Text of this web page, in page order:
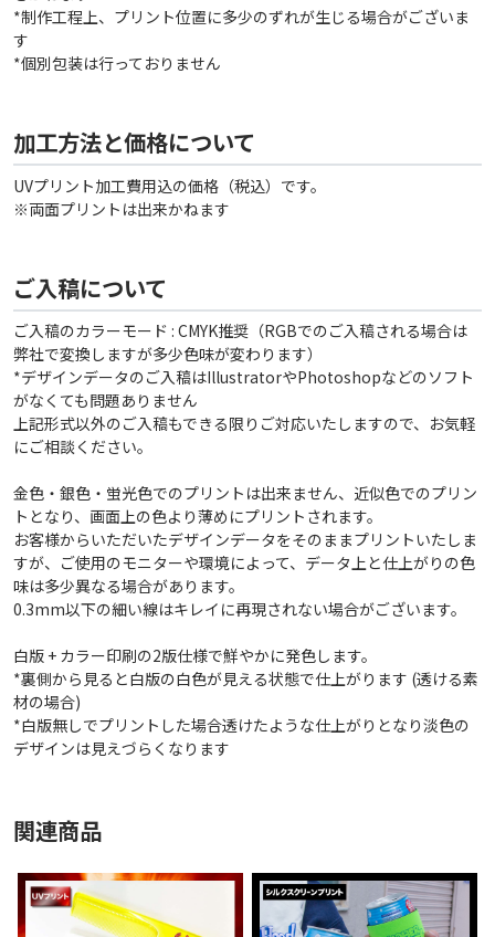
*制作工程上、プリント位置に多少のずれが生じる場合がございま
す
*個別包装は行っておりません
加工方法と価格について
UVプリント加工費用込の価格（税込）です。
※両面プリントは出来かねます
ご入稿について
ご入稿のカラーモード : CMYK推奨（RGBでのご入稿される場合は
弊社で変換しますが多少色味が変わります）
*デザインデータのご入稿はIllustratorやPhotoshopなどのソフト
がなくても問題ありません
上記形式以外のご入稿もできる限りご対応いたしますので、お気軽
にご相談ください。
金色・銀色・蛍光色でのプリントは出来ません、近似色でのプリン
トとなり、画面上の色より薄めにプリントされます。
お客様からいただいたデザインデータをそのままプリントいたしま
すが、ご使用のモニターや環境によって、データ上と仕上がりの色
味は多少異なる場合があります。
0.3mm以下の細い線はキレイに再現されない場合がございます。
白版 + カラー印刷の2版仕様で鮮やかに発色します。
*裏側から見ると白版の白色が見える状態で仕上がります (透ける素
材の場合)
*白版無しでプリントした場合透けたような仕上がりとなり淡色の
デザインは見えづらくなります
関連商品